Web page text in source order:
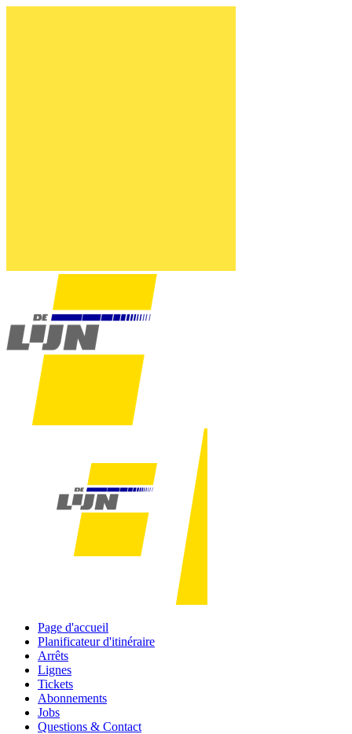
Page d'accueil
Planificateur d'itinéraire
Arrêts
Lignes
Tickets
Abonnements
Jobs
Questions & Contact